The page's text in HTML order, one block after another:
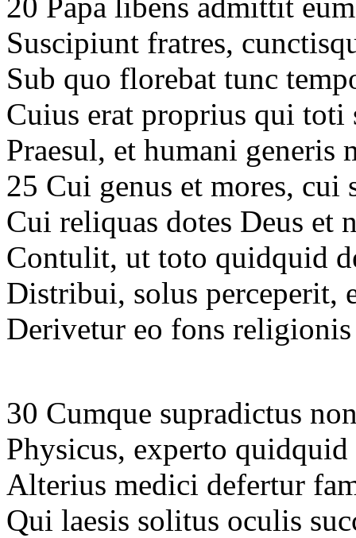
Suscipiunt fratres,
Sub quo florebat tunc
Cuius erat proprius qui
Praesul, et humani generis
25 Cui genus et mores,
Cui reliquas dotes Deus et
Contulit, ut toto quidquid
Distribui, solus perceperit,
Derivetur eo fons
30 Cumque supradictus
Physicus, experto
Alterius medici defertur
Qui laesis solitus oculis